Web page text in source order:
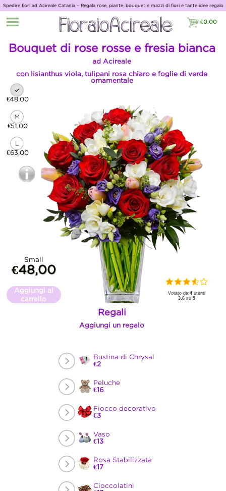
Spedire fiori ad Acireale Catania – Regala rose, piante, bouquet e mazzi di fiori e tante idee regalo
con Giardino Fiorito
€0,00
€0,00
Bouquet di rose rosse e fresia bianca
ad Acireale
con lisianthus viola, tulipani rosa chiaro e foglie di verde
ornamentale
€48,00
€51,00
€63,00
Small
€48,00
Aggiungi al
carrello
Votato da:4 utenti
3.6 su5
Regali
Aggiungi un regalo
Bustina di Chrysal
€2
Peluche
€16
Fiocco decorativo
€3
Vaso
€13
Rosa Stabilizzata
€17
Cioccolatini